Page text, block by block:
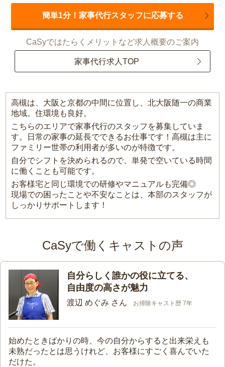
簡単1分！家事代行スタッフに応募する
CaSyではたらくメリットなど求人概要のご案内
家事代行求人TOP
高槻は、大阪と京都の中間に位置し、北大阪随一の商業
地域。住環境も良好。
こちらのエリアで家事代行のスタッフを募集していま
す。日常の家事の延長でできるお仕事です！高槻は主に
ファミリー世帯の利用者が多いのが特徴です。
自分でシフトを決められるので、単発で空いている時間
に働くことも可能です。
お客様宅と同じ環境での研修やマニュアルも完備◎
現場での困ったことや不安なことは、本部のスタッフが
しっかりサポートします！
CaSyで働くキャストの声
自分らしく誰かの役に立てる、
自由度の高さが魅力
渡辺 めぐみ さん お掃除キャスト歴 7年
始めたときばかりの時、今の自分からすると出来栄えも
未熟だったとは思うけれど、お客様にすごく喜んでいた
だけた。